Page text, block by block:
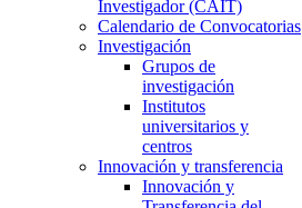
Investigador (CAIT)
Calendario de Convocatorias
Investigación
Grupos de
investigación
Institutos
universitarios y
centros
Innovación y transferencia
Innovación y